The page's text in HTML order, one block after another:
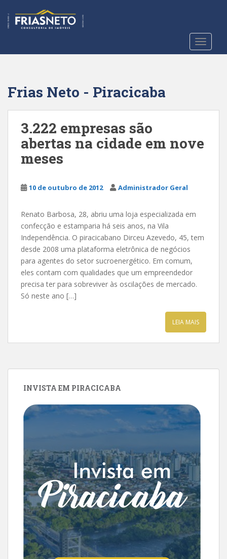
t
Frias Neto - Piracicaba
3.222 empresas são
abertas na cidade em nove
meses
10 de outubro de 2012 Administrador Geral
Renato Barbosa, 28, abriu uma loja especializada em
confecção e estamparia há seis anos, na Vila
Independência. O piracicabano Dirceu Azevedo, 45, tem
desde 2008 uma plataforma eletrônica de negócios
para agentes do setor sucroenergético. Em comum,
eles contam com qualidades que um empreendedor
precisa ter para sobreviver às oscilações de mercado.
Só neste ano […]
LEIA MAIS
INVISTA EM PIRACICABA